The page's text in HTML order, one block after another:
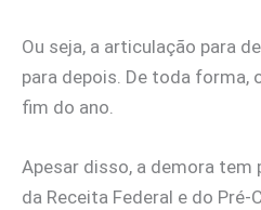
Ou seja, a articulação para
para depois. De toda forma,
fim do ano.
Apesar disso, a demora
da Receita Federal e do